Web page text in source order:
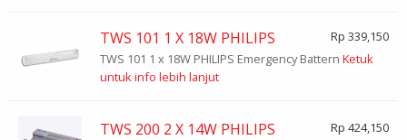
TWS 101 1 X 18W PHILIPS
Rp 339,150
TWS 101 1 x 18W PHILIPS Emergency Battern Ketuk
untuk info lebih lanjut
TWS 200 2 X 14W PHILIPS
Rp 424,150